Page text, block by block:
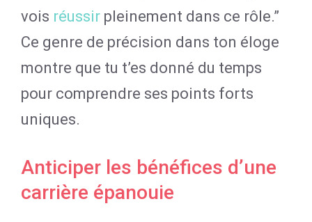
vois réussir pleinement dans ce rôle.”
Ce genre de précision dans ton éloge
montre que tu t’es donné du temps
pour comprendre ses points forts
uniques.
Anticiper les bénéfices d’une
carrière épanouie